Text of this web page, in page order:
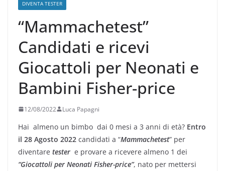
DIVENTA TESTER
“Mammachetest”
Candidati e ricevi
Giocattoli per Neonati e
Bambini Fisher-price
12/08/2022 Luca Papagni
Hai almeno un bimbo dai 0 mesi a 3 anni di età? Entro
il 28 Agosto 2022 candidati a “Mammachetest” per
diventare tester e provare a ricevere almeno 1 dei
“Giocattoli per Neonati Fisher-price”, nato per mettersi